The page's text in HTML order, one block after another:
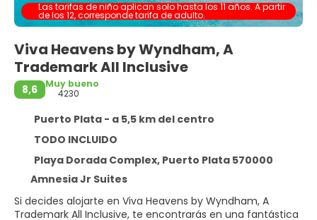
Las tarifas de niño aplican solo hasta los 11 años. A partir
de los 12, corresponde tarifa de adulto.
Viva Heavens by Wyndham, A
Trademark All Inclusive
8,6
Muy bueno
4230
Puerto Plata - a 5,5 km del centro
TODO INCLUIDO
Playa Dorada Complex, Puerto Plata 570000
Amnesia Jr Suites
Si decides alojarte en Viva Heavens by Wyndham, A
Trademark All Inclusive, te encontrarás en una fantástica